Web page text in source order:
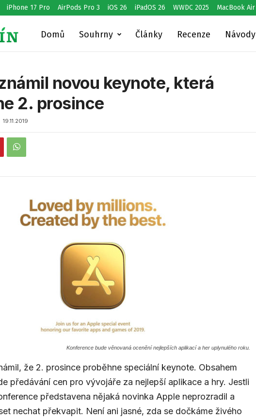
iPhone 17 Pro AirPods Pro 3 iOS 26 iPadOS 26 WWDC 2025 MacBook Air
M
n
Domů Souhrny Články Recenze Návody
novou keynote, která
2. prosince
19.11.2019
Konference bude věnovaná ocenění nejlepších aplikací a her uplynulého roku.
že 2. prosince proběhne speciální keynote. Obsahem
předávání cen pro vývojáře za nejlepší aplikace a hry. Jestli
představena nějaká novinka Apple neprozradil a
nechat překvapit. Není ani jasné, zda se dočkáme živého